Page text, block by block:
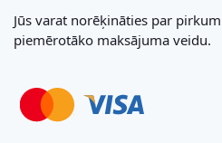
Jūs varat norēķināties par
piemērotāko maksājuma veidu.